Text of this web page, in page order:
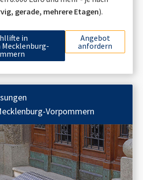
gerade, mehrere Etagen).
in
Mecklenburg-
Angebot
anfordern
Vorpommern